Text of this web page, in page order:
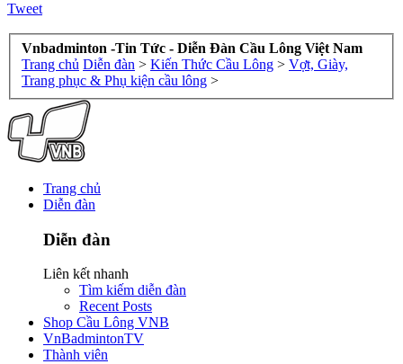
Tweet
Vnbadminton -Tin Tức - Diễn Đàn Cầu Lông Việt Nam
Trang chủ Diễn đàn > Kiến Thức Cầu Lông > Vợt, Giày,
Trang phục & Phụ kiện cầu lông >
Trang chủ
Diễn đàn
Diễn đàn
Liên kết nhanh
Tìm kiếm diễn đàn
Recent Posts
Shop Cầu Lông VNB
VnBadmintonTV
Thành viên